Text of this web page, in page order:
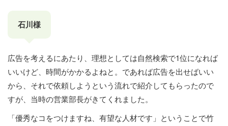
石川様
広告を考えるにあたり、理想としては自然検索で1位になれば
いいけど、時間がかかるよねと。であれば広告を出せばいい
から、それで依頼しようという流れで紹介してもらったので
すが、当時の営業部長がきてくれました。
「優秀なコをつけますね、有望な人材です」ということで竹